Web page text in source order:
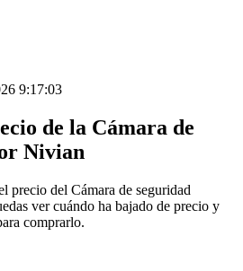
9:17:03
de la Cámara de
Nivian
precio del Cámara de seguridad
ver cuándo ha bajado de precio y
comprarlo.